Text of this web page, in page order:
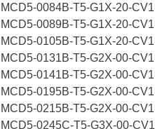
MCD5-0084B-T5-G1X-20-CV1
MCD5-0089B-T5-G1X-20-CV1
MCD5-0105B-T5-G1X-20-CV1
MCD5-0131B-T5-G2X-00-CV1
MCD5-0141B-T5-G2X-00-CV1
MCD5-0195B-T5-G2X-00-CV1
MCD5-0215B-T5-G2X-00-CV1
MCD5-0245C-T5-G3X-00-CV1